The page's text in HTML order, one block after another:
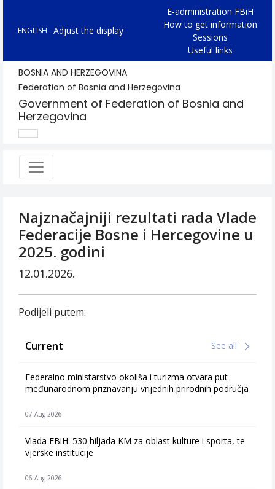
ENGLISH Adjust the display
E-administration FBiH
How to get information
Sessions
Useful links
BOSNIA AND HERZEGOVINA
Federation of Bosnia and Herzegovina
Government of Federation of Bosnia and
Herzegovina
Najznačajniji rezultati rada Vlade
Federacije Bosne i Hercegovine u
2025. godini
12.01.2026.
Podijeli putem:
Current See all
Federalno ministarstvo okoliša i turizma otvara put
međunarodnom priznavanju vrijednih prirodnih područja
07 Aug 2026
Vlada FBiH: 530 hiljada KM za oblast kulture i sporta, te
vjerske institucije
06 Aug 2026